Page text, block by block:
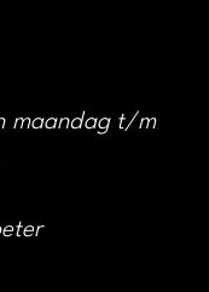
maandag t/m